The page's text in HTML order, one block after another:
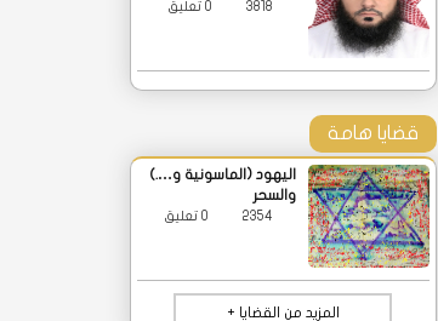
قضايا هامة
اليهود (الماسونية و….)
والسحر
المزيد من القضايا +